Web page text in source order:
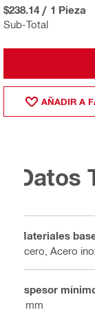
Sub-Total
$238.14 / 1 Pieza
AÑADIR A
Datos
Materiales
Acero, Acero
Espesor
8 mm